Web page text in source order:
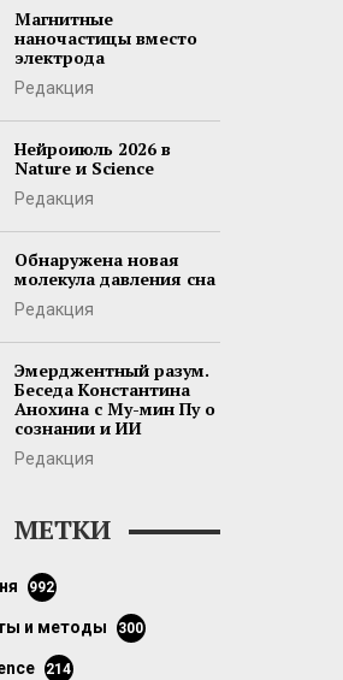
Магнитные
наночастицы вместо
электрода
Редакция
Нейроиюль 2026 в
Nature и Science
Редакция
Обнаружена новая
молекула давления сна
Редакция
Эмерджентный разум.
Беседа Константина
Анохина с Му-мин Пу о
сознании и ИИ
Редакция
МЕТКИ
992
и методы 300
214